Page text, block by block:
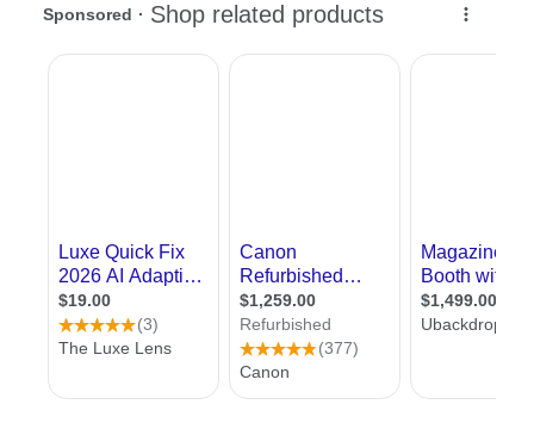
צלמי אדריכלות שיעבדו איתם.
במסגרת צילום אדריכלות , נוהג הצלם לצלם את המבנה
צילום אדריכלות, צילום עיצוב פנים